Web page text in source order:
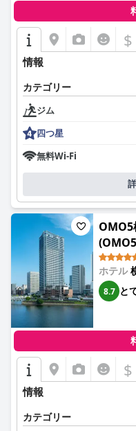
$
情報
カテゴリー
ジム
四つ星
無料Wi-Fi
OMO5
ホテル
8.7 と
$
情報
カテゴリー